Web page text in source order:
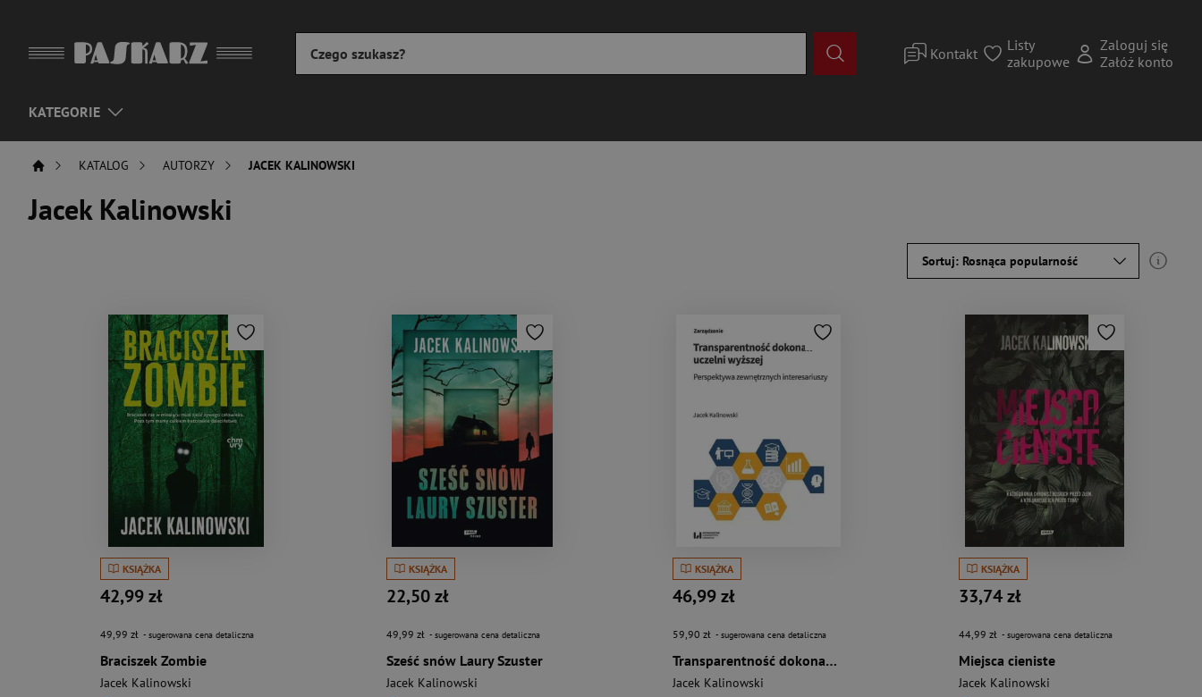
Kontakt
Listy
zakupowe
Zaloguj się
Załóż konto
KATEGORIE
KATALOG AUTORZY JACEK KALINOWSKI
Jacek Kalinowski
Sortuj: Rosnąca popularność
KSIĄŻKA
42,99 zł
49,99 zł - sugerowana cena detaliczna
Braciszek Zombie
Jacek Kalinowski
KSIĄŻKA
22,50 zł
49,99 zł - sugerowana cena detaliczna
Sześć snów Laury Szuster
Jacek Kalinowski
KSIĄŻKA
46,99 zł
59,90 zł - sugerowana cena detaliczna
Transparentność dokonań uczelni wyższej
Jacek Kalinowski
KSIĄŻKA
33,74 zł
44,99 zł - sugerowana cena detaliczna
Miejsca cieniste
Jacek Kalinowski